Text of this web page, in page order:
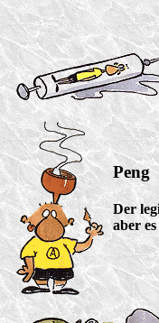
Peng
Der
aber